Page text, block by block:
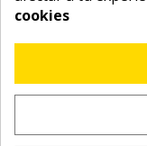
cookies